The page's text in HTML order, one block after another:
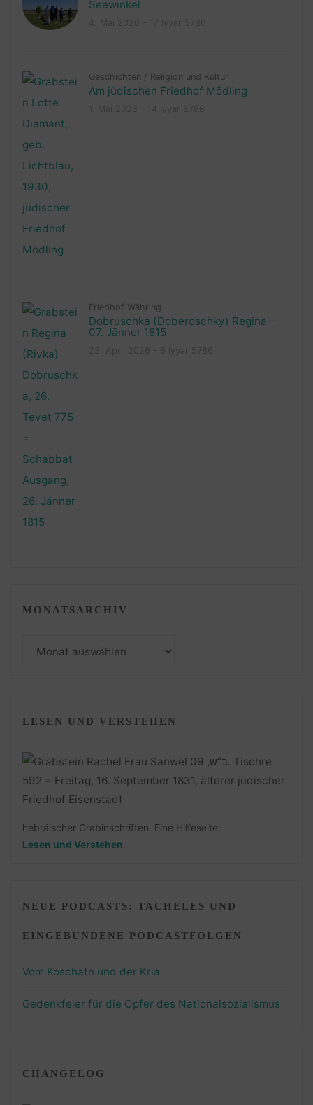
Seewinkel
Geschichten / Religion und Kultur
Am jüdischen Friedhof Mödling
Friedhof Währing
Dobruschka (Doberoschky) Regina –
07. Jänner 1815
MONATSARCHIV
LESEN UND VERSTEHEN
hebräischer Grabinschriften. Eine Hilfeseite:
Lesen und Verstehen
NEUE PODCASTS: TACHELES UND
EINGEBUNDENE PODCASTFOLGEN
Vom Koschatn und der Kria
Gedenkfeier für die Opfer des Nationalsozialismus
CHANGELOG